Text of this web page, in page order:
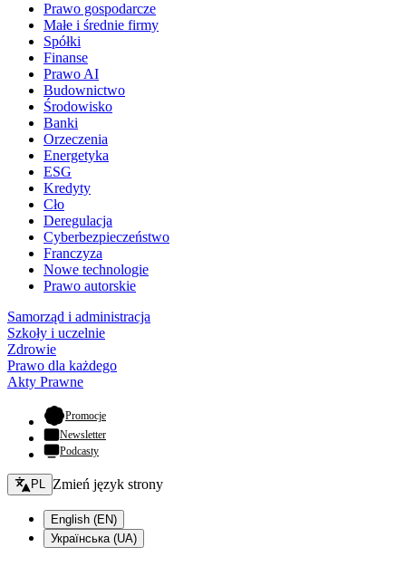
Prawo gospodarcze
Małe i średnie firmy
Spółki
Finanse
Prawo AI
Budownictwo
Środowisko
Banki
Orzeczenia
Energetyka
ESG
Kredyty
Cło
Deregulacja
Cyberbezpieczeństwo
Franczyza
Nowe technologie
Prawo autorskie
Samorząd i administracja
Szkoły i uczelnie
Zdrowie
Prawo dla każdego
Akty Prawne
Promocje- otwiera się w nowej karcie
Newsletter
Podcasty
Zmień język - bieżący:
PL Zmień język strony
English (EN)
Українська (UA)